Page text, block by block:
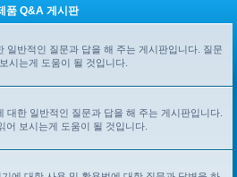
품 Q&A 게시판
일반적인 질문과 답을 해 주는 게시판입니다. 질문
시는게 도움이 될 것입니다.
대한 일반적인 질문과 답을 해 주는 게시판입니다.
어 보시는게 도움이 될 것입니다.